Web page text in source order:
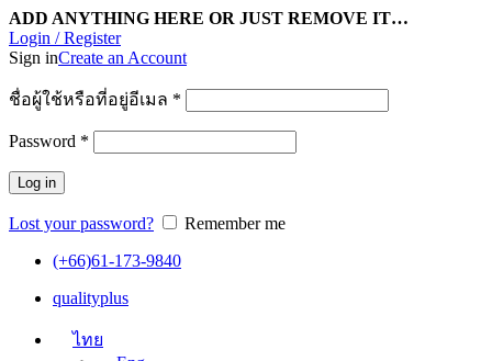
ADD ANYTHING HERE OR JUST REMOVE IT…
Login / Register
Sign inCreate an Account
ชื่อผู้ใช้หรือที่อยู่อีเมล *
Password *
Log in
Lost your password?
Remember me
(+66)61-173-9840
qualityplus
ไทย